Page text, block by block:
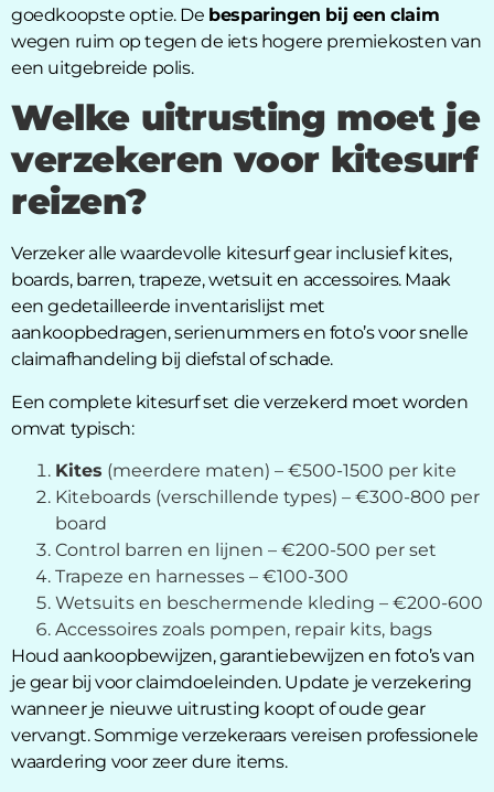
goedkoopste optie. De besparingen bij een claim
wegen ruim op tegen de iets hogere premiekosten van
een uitgebreide polis.
Welke uitrusting moet je
verzekeren voor kitesurf
reizen?
Verzeker alle waardevolle kitesurf gear inclusief kites,
boards, barren, trapeze, wetsuit en accessoires. Maak
een gedetailleerde inventarislijst met
aankoopbedragen, serienummers en foto’s voor snelle
claimafhandeling bij diefstal of schade.
Een complete kitesurf set die verzekerd moet worden
omvat typisch:
Kites (meerdere maten) – €500-1500 per kite
Kiteboards (verschillende types) – €300-800 per
board
Control barren en lijnen – €200-500 per set
Trapeze en harnesses – €100-300
Wetsuits en beschermende kleding – €200-600
Accessoires zoals pompen, repair kits, bags
Houd aankoopbewijzen, garantiebewijzen en foto’s van
je gear bij voor claimdoeleinden. Update je verzekering
wanneer je nieuwe uitrusting koopt of oude gear
vervangt. Sommige verzekeraars vereisen professionele
waardering voor zeer dure items.